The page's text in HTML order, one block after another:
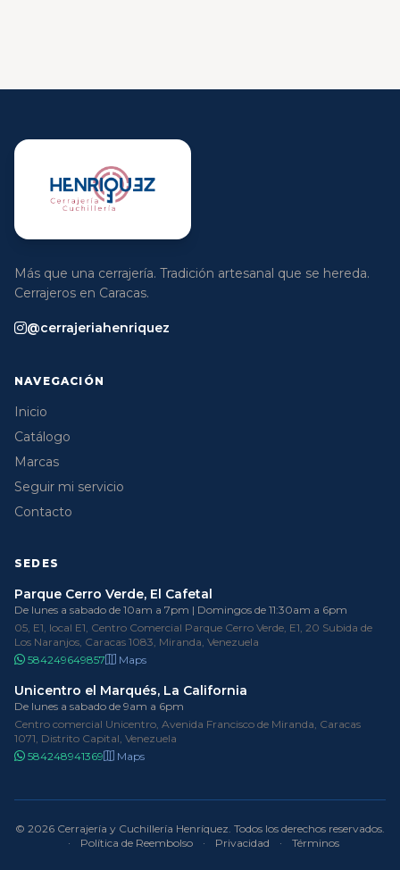
Más que una cerrajería. Tradición artesanal que se hereda.
Cerrajeros en Caracas.
@cerrajeriahenriquez
NAVEGACIÓN
Inicio
Catálogo
Marcas
Seguir mi servicio
Contacto
SEDES
Parque Cerro Verde, El Cafetal
De lunes a sabado de 10am a 7pm | Domingos de 11:30am a 6pm
05, E1, local E1, Centro Comercial Parque Cerro Verde, E1, 20 Subida de
Los Naranjos, Caracas 1083, Miranda, Venezuela
584249649857
Maps
Unicentro el Marqués, La California
De lunes a sabado de 9am a 6pm
Centro comercial Unicentro, Avenida Francisco de Miranda, Caracas
1071, Distrito Capital, Venezuela
584248941369
Maps
© 2026 Cerrajería y Cuchillería Henríquez. Todos los derechos reservados.
·
Política de Reembolso · Privacidad · Términos